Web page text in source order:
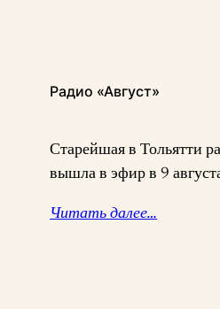
Радио «Август»
Старейшая в Тольятти
вышла в эфир в 9
Читать далее…